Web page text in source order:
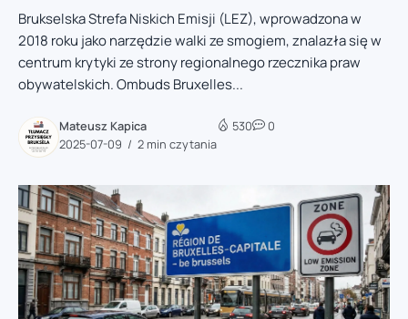
Brukselska Strefa Niskich Emisji (LEZ), wprowadzona w
2018 roku jako narzędzie walki ze smogiem, znalazła się w
centrum krytyki ze strony regionalnego rzecznika praw
obywatelskich. Ombuds Bruxelles...
Mateusz Kapica
2025-07-09
2 min czytania
530 0